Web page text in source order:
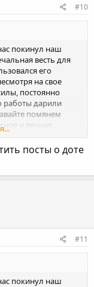
#10
покинул наш
весть для
его
на свое
постоянно
работы дарили
помянем
и вечная
посты о доте
#11
покинул наш